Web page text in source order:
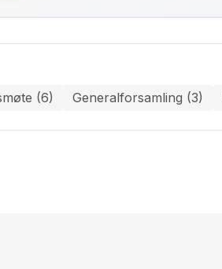
(6) Generalforsamling (3)